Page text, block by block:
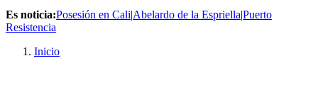
Es noticia:Posesión en Cali|Abelardo de la Espriella|Puerto
Resistencia
Inicio